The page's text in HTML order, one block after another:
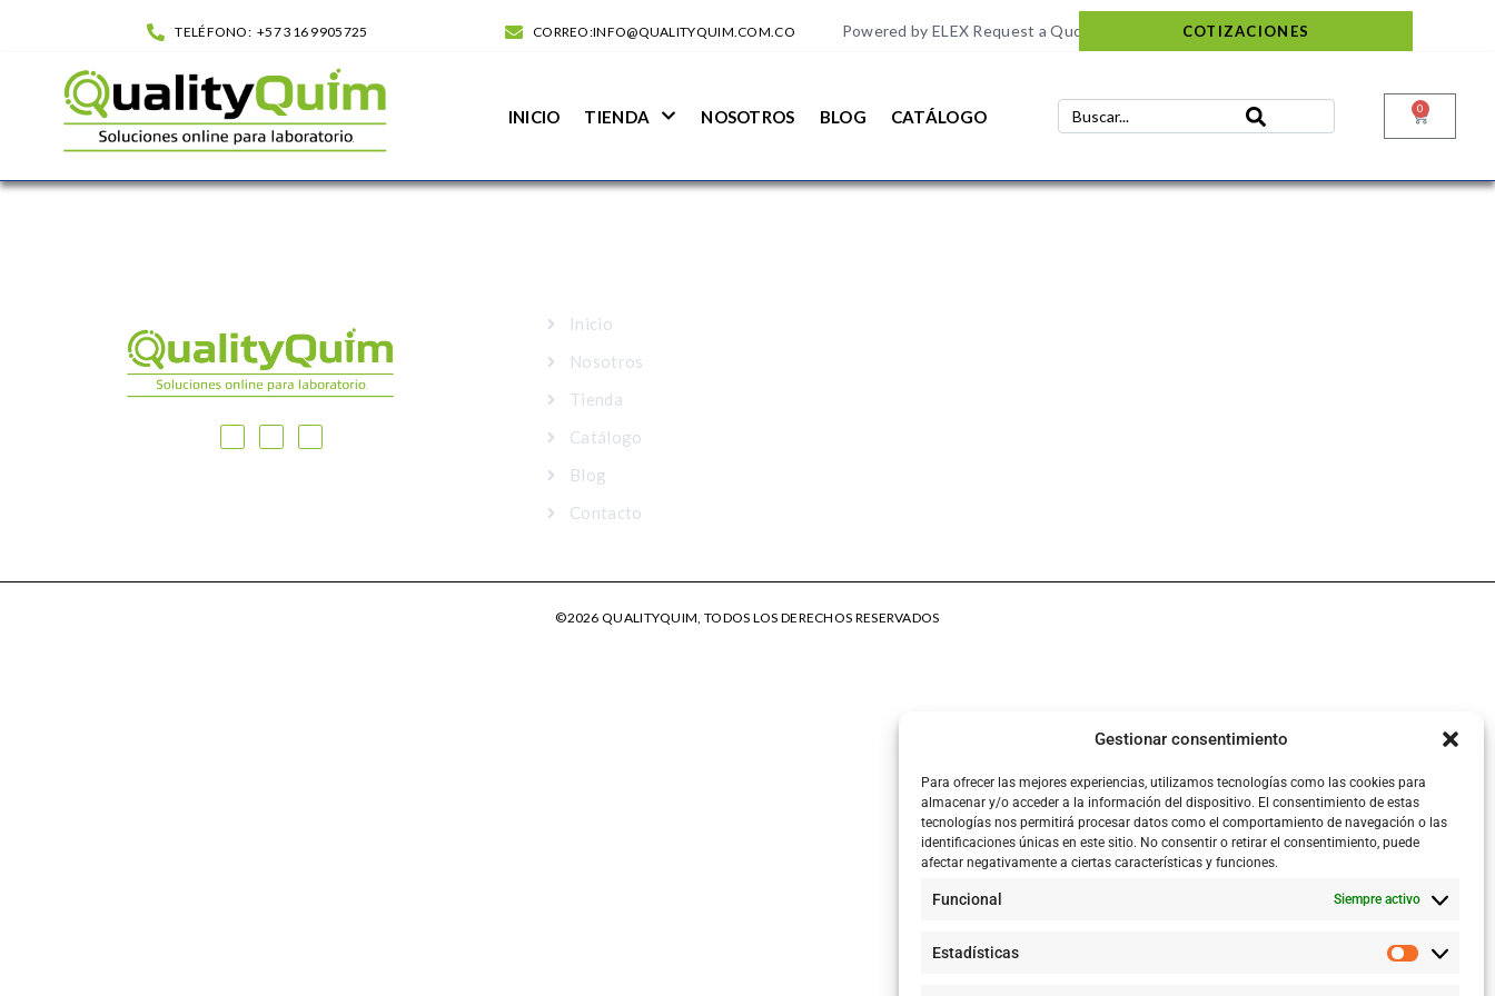
Gestionar consentimiento
Para ofrecer las mejores experiencias, utilizamos tecnologías como las cookies para
almacenar y/o acceder a la información del dispositivo. El consentimiento de estas
tecnologías nos permitirá procesar datos como el comportamiento de navegación o las
identificaciones únicas en este sitio. No consentir o retirar el consentimiento, puede
afectar negativamente a ciertas características y funciones.
Funcional Siempre activo
Estadísticas
TELÉFONO: +57 316 9905725 CORREO:INFO@QUALITYQUIM.COM.CO COTIZACIONES
INICIO TIENDA NOSOTROS BLOG CATÁLOGO 0
Powered by ELEX Request a Quote
Inicio
Nosotros
Tienda
Catálogo
Blog
Contacto
©2026 QUALITYQUIM, TODOS LOS DERECHOS RESERVADOS